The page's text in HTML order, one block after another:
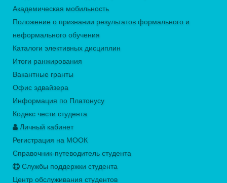
Академическая мобильность
Положение о признании результатов формального и
неформального обучения
Каталоги элективных дисциплин
Итоги ранжирования
Вакантные гранты
Офис эдвайзера
Информация по Платонусу
Кодекс чести студента
Личный кабинет
Регистрация на МООК
Справочник-путеводитель студента
Службы поддержки студента
Центр обслуживания студентов